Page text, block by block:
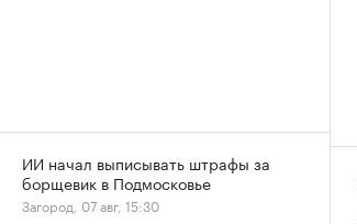
ИИ начал выписывать штрафы за
борщевик в Подмосковье
Загород, 07 авг, 15:30